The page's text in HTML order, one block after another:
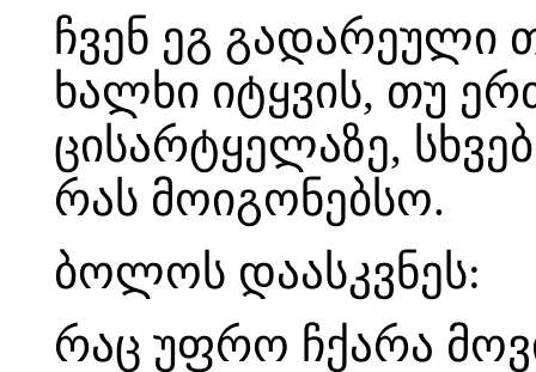
ჩვენ ეგ
ხალხი იტყვის, თუ
ცისარტყელაზე,
რას მოიგონებსო.
ბოლოს დაასკვნეს:
რაც უფრო ჩქარა